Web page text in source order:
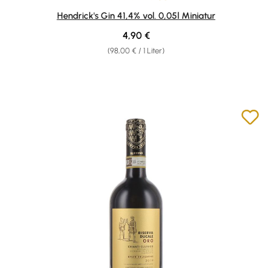
Durchschnittliche Bewertung von 4 von 5 Sternen
Hendrick's Gin 41,4% vol. 0,05l Miniatur
(98,00 € / 1 Liter)
Regulärer Preis:
4,90 €